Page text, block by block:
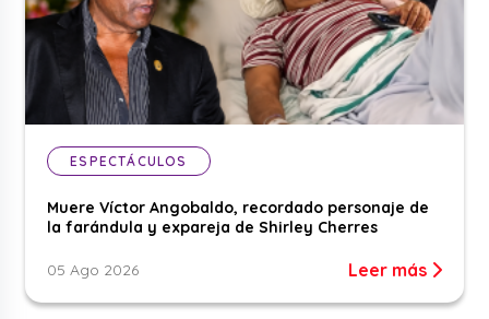
ESPECTÁCULOS
Muere Víctor Angobaldo, recordado personaje de
la farándula y expareja de Shirley Cherres
05 Ago 2026 Leer más